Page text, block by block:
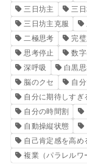
三日坊主
三
三日坊主克服
二極思考
完
思考停止
数
深呼吸
白黒
脳のクセ
自
自分に期待しすぎ
自分の時間割
自動操縦状態
自己肯定感を高め
複業（パラレルワ